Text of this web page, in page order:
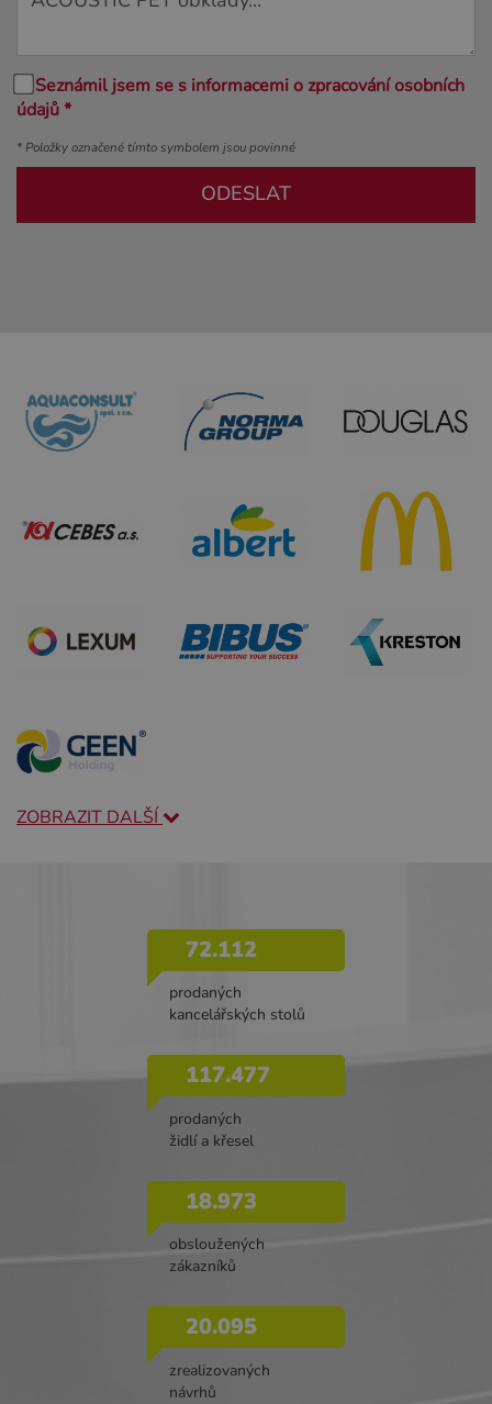
Seznámil jsem se s informacemi o zpracování osobních
údajů *
* Položky označené tímto symbolem jsou povinné
ODESLAT
ZOBRAZIT DALŠÍ
72.112
prodaných
kancelářských stolů
117.477
prodaných
židlí a křesel
18.973
obsloužených
zákazníků
20.095
zrealizovaných
návrhů